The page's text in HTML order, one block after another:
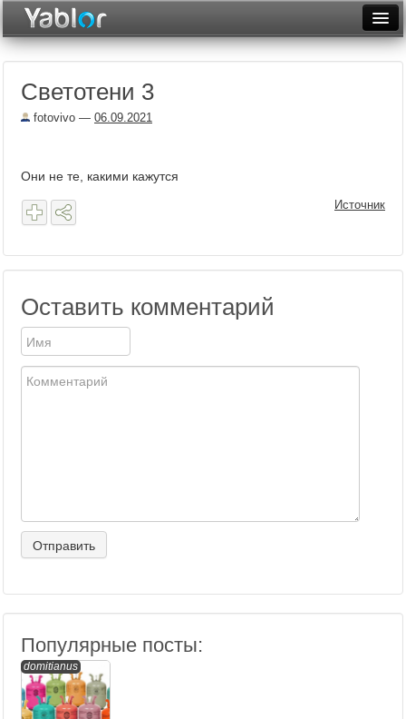
Видеотоп
Светотени 3
fotovivo — 06.09.2021
Они не те, какими кажутся
Источник
Оставить комментарий
Популярные посты:
domitianus